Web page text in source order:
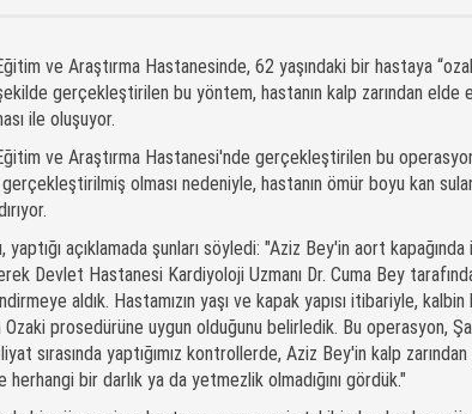
ve Araştırma Hastanesinde, 62 yaşındaki bir hastaya
şekilde gerçekleştirilen bu yöntem, hastanın kalp zarından elde
ile oluşuyor.
ve Araştırma Hastanesi'nde gerçekleştirilen bu
olması nedeniyle, hastanın ömür boyu kan
yaptığı açıklamada şunları söyledi: "Aziz Bey'in aort
Devlet Hastanesi Kardiyoloji Uzmanı Dr. Cuma Bey
aldık. Hastamızın yaşı ve kapak yapısı itibariyle, kalbin
prosedürüne uygun olduğunu belirledik. Bu operasyon,
sırasında yaptığımız kontrollerde, Aziz Bey'in kalp zarından
herhangi bir darlık ya da yetmezlik olmadığını gördük."